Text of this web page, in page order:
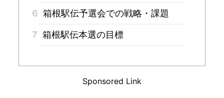
6 箱根駅伝予選会での戦略・課題
7 箱根駅伝本選の目標
Sponsored Link